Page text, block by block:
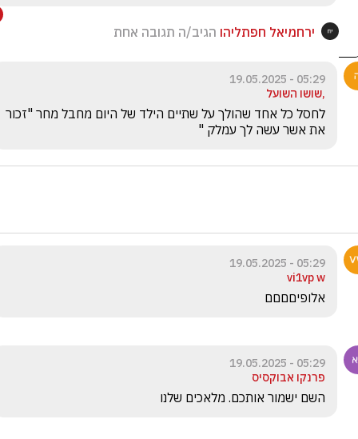
ירחמיאל חפתליהו הגיב/ה תגובה אחת
05:29 - 19.05.2025
,שושו השועל
את אשר עשה לך עמלק "
05:29 - 19.05.2025
vi1vp w
אלופיםםםם
05:29 - 19.05.2025
פרנקו אבוקסיס
השם ישמור אותכם. מלאכים שלנו